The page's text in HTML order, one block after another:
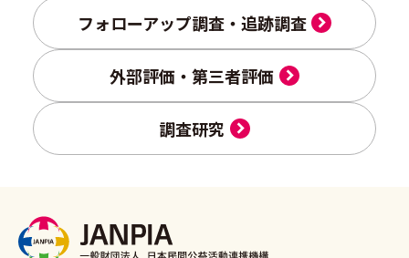
フォローアップ調査・追跡調査
外部評価・第三者評価
調査研究